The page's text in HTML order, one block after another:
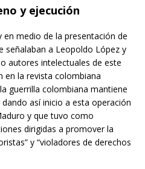
y ejecución
medio de la presentación de
señalaban a Leopoldo López y
autores intelectuales de este
en la revista colombiana
guerrilla colombiana mantiene
así inicio a esta operación
y que tuvo como
dirigidas a promover la
y “violadores de derechos